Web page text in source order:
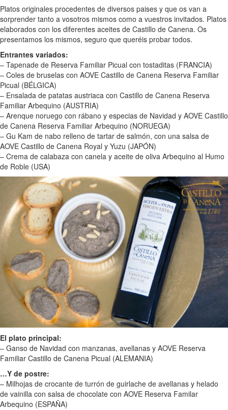
Platos originales procedentes de diversos paises y que os van a
sorprender tanto a vosotros mismos como a vuestros invitados. Platos
elaborados con los diferentes aceites de Castillo de Canena. Os
presentamos los mismos, seguro que queréis probar todos.
Entrantes variados:
– Tapenade de Reserva Familiar Picual con tostaditas (FRANCIA)
– Coles de bruselas con AOVE Castillo de Canena Reserva Familiar
Picual (BÉLGICA)
– Ensalada de patatas austriaca con Castillo de Canena Reserva
Familiar Arbequino (AUSTRIA)
– Arenque noruego con rábano y especias de Navidad y AOVE Castillo
de Canena Reserva Familiar Arbequino (NORUEGA)
– Gu Kam de nabo relleno de tartar de salmón, con una salsa de
AOVE Castillo de Canena Royal y Yuzu (JAPÓN)
– Crema de calabaza con canela y aceite de oliva Arbequino al Humo
de Roble (USA)
El plato principal:
– Ganso de Navidad con manzanas, avellanas y AOVE Reserva
Familiar Castillo de Canena Picual (ALEMANIA)
…Y de postre:
– Milhojas de crocante de turrón de guirlache de avellanas y helado
de vainilla con salsa de chocolate con AOVE Reserva Familar
Arbequino (ESPAÑA)